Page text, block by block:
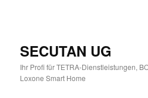
SECUTAN UG
Ihr Profi für TETRA-Dienstleistungen,
Loxone Smart Home